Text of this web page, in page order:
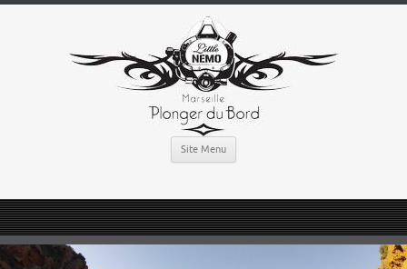
Site Menu